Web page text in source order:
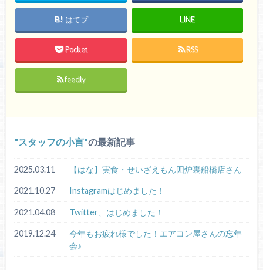
はてブ LINE
Pocket RSS
feedly
スタッフの小言 の最新記事
2025.03.11 【はな】実食・せいざえもん囲炉裏船橋店さん
2021.10.27 Instagramはじめました！
2021.04.08 Twitter、はじめました！
2019.12.24
今年もお疲れ様でした！エアコン屋さんの忘年
会♪